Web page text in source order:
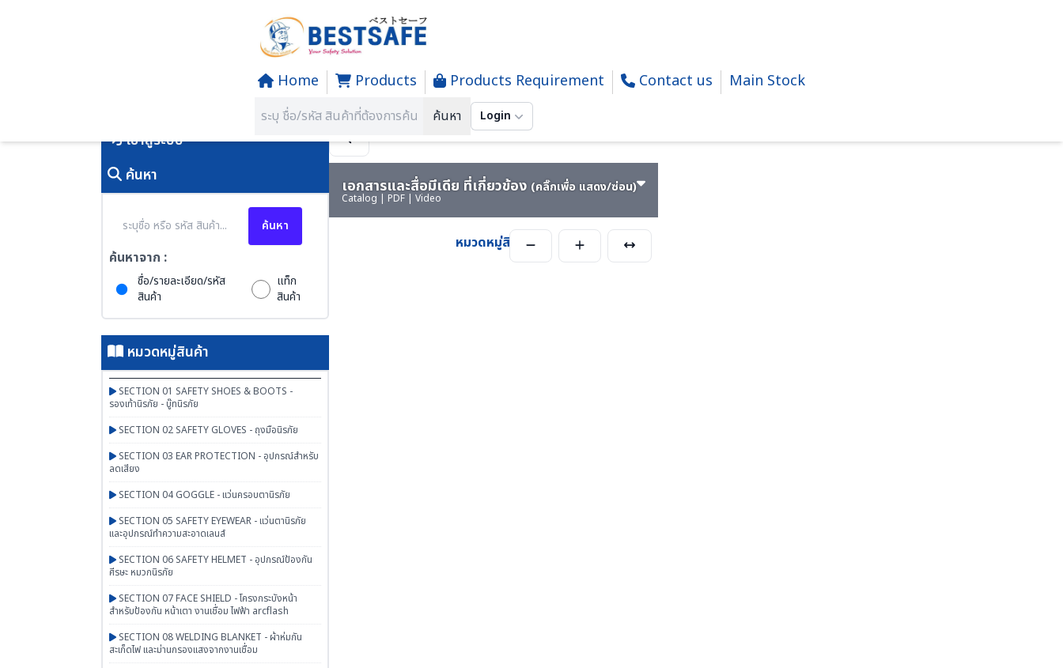
Home Products Products Requirement Contact us Main Stock
ค้นหา Login
SECTION 31 PRINTING -งานพิมม์-สกรีน-ผ้า-ภาพ
เข้าสู่ระบบ
ค้นหา
ค้นหา
ค้นหาจาก :
ชื่อ/รายละเอียด/รหัส
สินค้า
แท็ก
สินค้า
หมวดหมู่สินค้า
SECTION 01 SAFETY SHOES & BOOTS -
รองเท้านิรภัย - บู๊ทนิรภัย
SECTION 02 SAFETY GLOVES - ถุงมือนิรภัย
SECTION 03 EAR PROTECTION - อุปกรณ์สำหรับ
ลดเสียง
SECTION 04 GOGGLE - แว่นครอบตานิรภัย
SECTION 05 SAFETY EYEWEAR - แว่นตานิรภัย
และอุปกรณ์ทำความสะอาดเลนส์
SECTION 06 SAFETY HELMET - อุปกรณ์ป้องกัน
ศีรษะ หมวกนิรภัย
SECTION 07 FACE SHIELD - โครงกระบังหน้า
สำหรับป้องกัน หน้าเตา งานเชื่อม ไฟฟ้า arcflash
SECTION 08 WELDING BLANKET - ผ้าห่มกัน
สะเก็ดไฟ และม่านกรองแสงจากงานเชื่อม
เอกสารและสื่อมีเดีย ที่เกี่ยวข้อง (คลิ๊กเพื่อ แสดง/ซ่อน)
Catalog | PDF | Video
หมวดหมู่สินค้า